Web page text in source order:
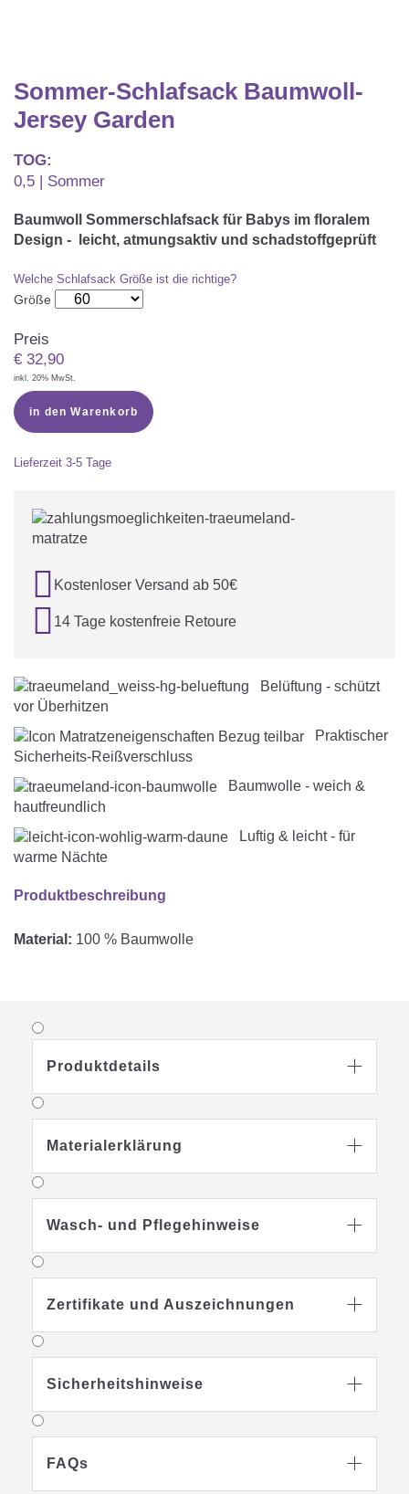
Betteinsatz
Puck-Schlafsack
Kuschelkissen
TEXTILIEN
Bettschlange
Dreieckstuch & Schnuffeltuch
Kuschelnest
Spezialkissen
Seitenlagerung
ZUBEHÖR
GESCHENKGUTSCHEIN
Sommer-Schlafsack Baumwoll-
Jersey Garden
TOG:
0,5 | Sommer
Baumwoll Sommerschlafsack für Babys im floralem
Design - leicht, atmungsaktiv und schadstoffgeprüft
Welche Schlafsack Größe ist die richtige?
Größe
Preis
€ 32,90
inkl. 20% MwSt.
in den Warenkorb
Lieferzeit 3-5 Tage
 Kostenloser Versand ab 50€
 14 Tage kostenfreie Retoure
Belüftung - schützt
vor Überhitzen
Praktischer
Sicherheits-Reißverschluss
Baumwolle - weich &
hautfreundlich
Luftig & leicht - für
warme Nächte
Produktbeschreibung
Material: 100 % Baumwolle
Produktdetails 
Materialerklärung 
Wasch- und Pflegehinweise 
Zertifikate und Auszeichnungen 
Sicherheitshinweise 
FAQs 